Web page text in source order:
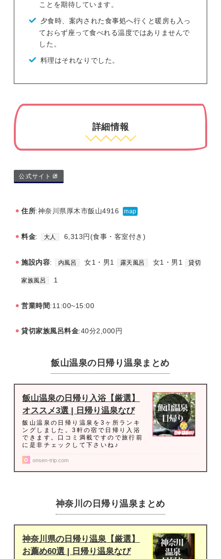
ことを期待しています。
夕食時、案内された食事処へ行くと暖房も入っ
ておらず座って食べれる温度ではありませんで
した。
料理はそれなりでした。
詳細情報
公式サイト
住所:神奈川県厚木市飯山4916 map
料金: 大人 6,313円(食事・客室付き)
施設内容: 内風呂 女1・男1 露天風呂 女1・男1 貸切
家族風呂 1
営業時間:11:00~15:00
貸切家族風呂料金:40分2,000円
飯山温泉の日帰り温泉まとめ
飯山温泉の日帰り入浴【厳選】
オススメ3選 | 日帰り温泉なび
飯山温泉の日帰り温泉を3ヶ所ランキ
ングしました。3軒の宿で日帰り入浴
できます。口コミ満載ですので旅行前
に是非チェックして下さいね♪
onsen-trip.com
神奈川の日帰り温泉まとめ
神奈川県の日帰り温泉【厳選】
お薦め60選 | 日帰り温泉なび